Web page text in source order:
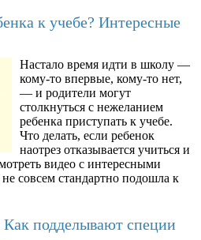
к учебе? Интересные
Настало время идти в школу —
кому-то впервые, кому-то нет,
— и родители могут
столкнуться с нежеланием
ребенка приступать к учебе.
Что делать, если ребенок
наотрез отказывается учиться и
видео с интересными
совсем стандартно подошла к
Как подделывают специи